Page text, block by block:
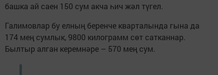
башка ай саен 150 сум акча һич жәл түгел.
Галимовлар бу елның беренче кварталында гына да
174 мең сумлык, 9800 килограмм сөт сатканнар.
Былтыр алган керемнәре – 570 мең сум.